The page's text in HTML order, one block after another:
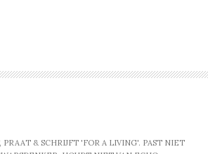
& SCHRIJFT 'FOR A LIVING'. PAST NIET